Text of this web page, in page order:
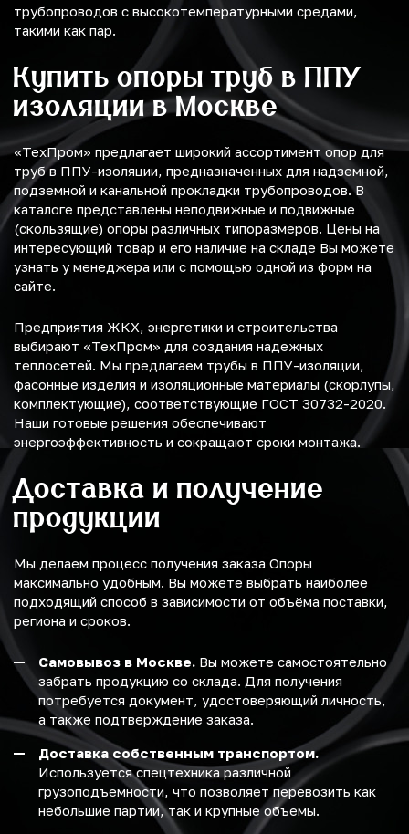
трубопроводов с высокотемпературными средами,
такими как пар.
Купить опоры труб в ППУ
изоляции в Москве
«ТехПром» предлагает широкий ассортимент опор для
труб в ППУ-изоляции, предназначенных для надземной,
подземной и канальной прокладки трубопроводов. В
каталоге представлены неподвижные и подвижные
(скользящие) опоры различных типоразмеров. Цены на
интересующий товар и его наличие на складе Вы можете
узнать у менеджера или с помощью одной из форм на
сайте.
Предприятия ЖКХ, энергетики и строительства
выбирают «ТехПром» для создания надежных
теплосетей. Мы предлагаем трубы в ППУ-изоляции,
фасонные изделия и изоляционные материалы (скорлупы,
комплектующие), соответствующие ГОСТ 30732-2020.
Наши готовые решения обеспечивают
энергоэффективность и сокращают сроки монтажа.
Доставка и получение
продукции
Мы делаем процесс получения заказа Опоры
максимально удобным. Вы можете выбрать наиболее
подходящий способ в зависимости от объёма поставки,
региона и сроков.
Самовывоз в Москве. Вы можете самостоятельно
забрать продукцию со склада. Для получения
потребуется документ, удостоверяющий личность,
а также подтверждение заказа.
Доставка собственным транспортом.
Используется спецтехника различной
грузоподъемности, что позволяет перевозить как
небольшие партии, так и крупные объемы.